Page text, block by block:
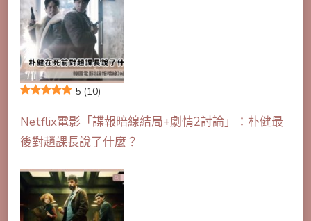
5 (10)
Netflix電影「諜報暗線結局+劇情2討論」：朴健最
後對趙課長說了什麼？